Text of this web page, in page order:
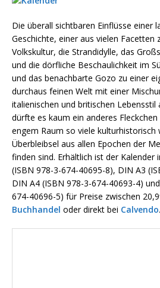
Die überall sichtbaren Einflüsse einer
Geschichte, einer aus vielen Facetten
Volkskultur, die Strandidylle, das
und die dörfliche Beschaulichkeit im
und das benachbarte Gozo zu einer
durchaus feinen Welt mit einer
italienischen und britischen Lebensstil
dürfte es kaum ein anderes
engem Raum so viele
Überbleibsel aus allen Epochen der
finden sind. Erhältlich ist der
(ISBN 978-3-674-40695-8), DIN A3
DIN A4 (ISBN 978-3-674-40693-4)
674-40696-5) für Preise zwischen
Buchhandel oder direkt bei Calvendo.